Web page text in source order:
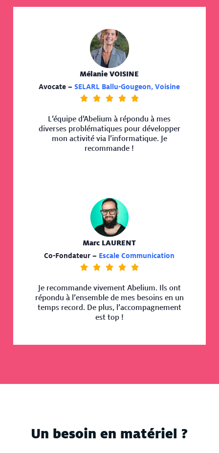
Mélanie VOISINE
Avocate –SELARL Ballu-Gougeon, Voisine

   
L’équipe d’Abelium à répondu à mes
diverses problématiques pour développer
mon activité via l’informatique. Je
recommande !
Marc LAURENT
Co-Fondateur – Escale Communication

   
Je recommande vivement Abelium. Ils ont
répondu à l’ensemble de mes besoins en un
temps record. De plus, l’accompagnement
est top !
Un besoin en matériel ?